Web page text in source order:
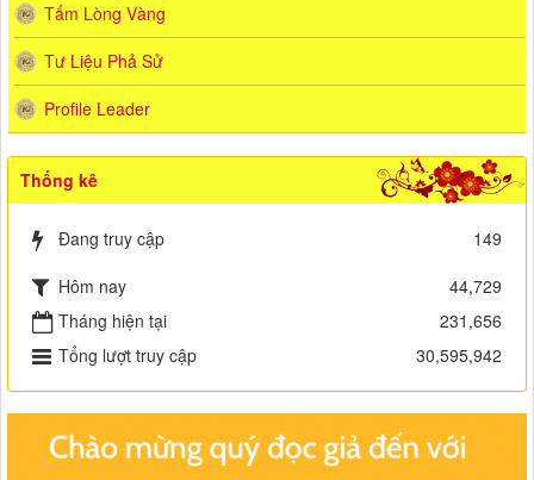
Tấm Lòng Vàng
Tư Liệu Phả Sử
Profile Leader
Thống kê
Đang truy cập
149
Hôm nay
44,729
Tháng hiện tại
231,656
Tổng lượt truy cập
30,595,942